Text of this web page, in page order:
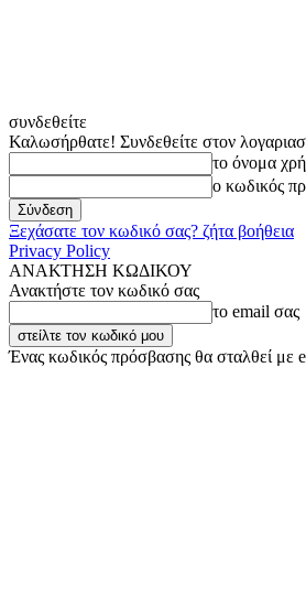
συνδεθείτε
Καλωσήρθατε! Συνδεθείτε στον
το όνομα
ο κωδικός
Ξεχάσατε τον κωδικό σας? ζήτα βοήθεια
Privacy Policy
ΑΝΑΚΤΗΣΗ ΚΩΔΙΚΟΥ
Ανακτήστε τον κωδικό σας
το email σας
Ένας κωδικός πρόσβασης θα σταλθεί με